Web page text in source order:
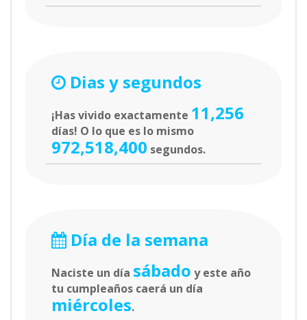
Dias y segundos
¡Has vivido exactamente 11,256
días! O lo que es lo mismo
972,518,400 segundos.
Día de la semana
Naciste un día sábado y este año
tu cumpleaños caerá un día
miércoles.